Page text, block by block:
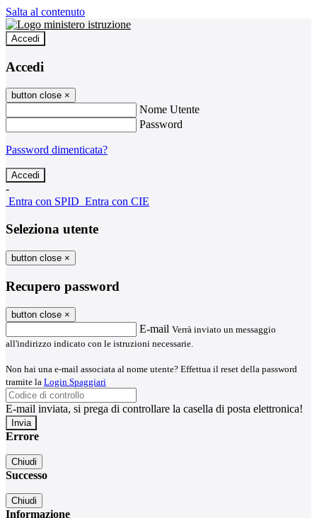
Salta al contenuto
Accedi
Accedi
button close ×
Nome Utente
Password
Password dimenticata?
-
Entra con SPID Entra con CIE
Seleziona utente
button close ×
Recupero password
button close ×
E-mail Verrà inviato un messaggio
all'indirizzo indicato con le istruzioni necessarie.
Non hai una e-mail associata al nome utente? Effettua il reset della password
tramite la Login Spaggiari
E-mail inviata, si prega di controllare la casella di posta elettronica!
Errore
Chiudi
Successo
Chiudi
Informazione